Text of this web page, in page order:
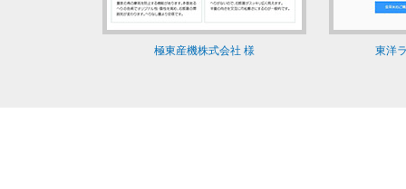
極東産機株式会社 様 東洋